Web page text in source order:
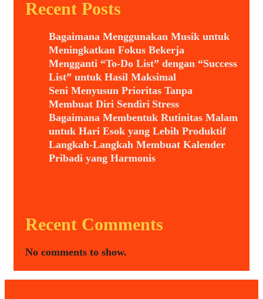
Recent Posts
Bagaimana Menggunakan Musik untuk
Meningkatkan Fokus Bekerja
Mengganti “To-Do List” dengan “Success
List” untuk Hasil Maksimal
Seni Menyusun Prioritas Tanpa
Membuat Diri Sendiri Stress
Bagaimana Membentuk Rutinitas Malam
untuk Hari Esok yang Lebih Produktif
Langkah-Langkah Membuat Kalender
Pribadi yang Harmonis
Recent Comments
No comments to show.